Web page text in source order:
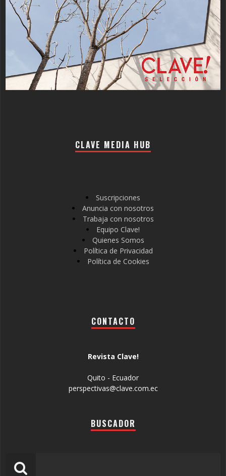
CLAVE MEDIA HUB
Suscripciones
Anuncia con nosotros
Trabaja con nosotros
Equipo Clave!
Quienes Somos
Política de Privacidad
Política de Cookies
CONTACTO
Revista Clave!
Quito - Ecuador
perspectivas@clave.com.ec
BUSCADOR